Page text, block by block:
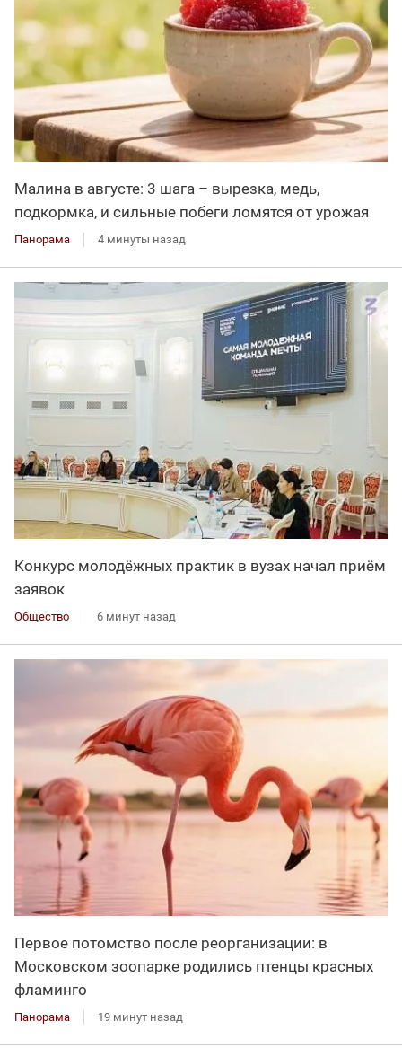
Малина в августе: 3 шага – вырезка, медь,
подкормка, и сильные побеги ломятся от урожая
Панорама 4 минуты назад
Конкурс молодёжных практик в вузах начал приём
заявок
Общество 6 минут назад
Первое потомство после реорганизации: в
Московском зоопарке родились птенцы красных
фламинго
Панорама 19 минут назад